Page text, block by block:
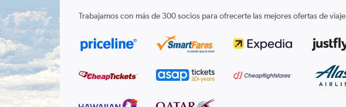
Trabajamos con más de 300 socios para ofrecerte las mejores ofertas de viaje